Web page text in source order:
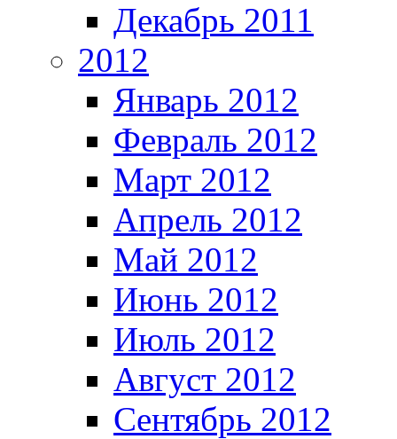
Декабрь 2011
2012
Январь 2012
Февраль 2012
Март 2012
Апрель 2012
Май 2012
Июнь 2012
Июль 2012
Август 2012
Сентябрь 2012